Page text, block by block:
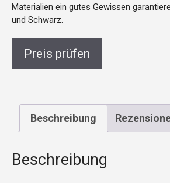
Materialien ein gutes Gewissen
und Schwarz.
Preis prüfen
Beschreibung
Beschreibung